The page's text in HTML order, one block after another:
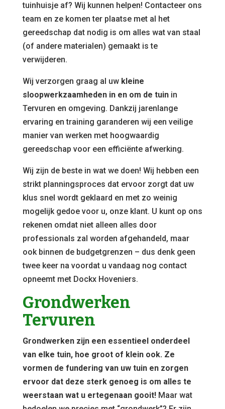
tuinhuisje af? Wij kunnen helpen! Contacteer ons
team en ze komen ter plaatse met al het
gereedschap dat nodig is om alles wat van staal
(of andere materialen) gemaakt is te
verwijderen.
Wij verzorgen graag al uw kleine
sloopwerkzaamheden in en om de tuinin
Tervuren en omgeving. Dankzij jarenlange
ervaring en training garanderen wij een veilige
manier van werken met hoogwaardig
gereedschap voor een efficiënte afwerking.
Wij zijn de beste in wat we doen! Wij hebben een
strikt planningsproces dat ervoor zorgt dat uw
klus snel wordt geklaard en met zo weinig
mogelijk gedoe voor u, onze klant. U kunt op ons
rekenen omdat niet alleen alles door
professionals zal worden afgehandeld, maar
ook binnen de budgetgrenzen – dus denk geen
twee keer na voordat u vandaag nog contact
opneemt met Dockx Hoveniers.
Grondwerken
Tervuren
Grondwerken zijn een essentieel onderdeel
van elke tuin, hoe groot of klein ook. Ze
vormen de fundering van uw tuin en zorgen
ervoor dat deze sterk genoeg is om alles te
weerstaan wat u ertegenaan gooit!Maar wat